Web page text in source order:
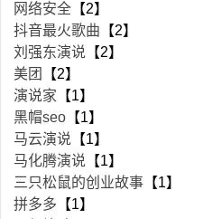
网络安全 【2】
抖音最火歌曲 【2】
刘强东演说 【2】
美团
【2】
演说家 【1】
黑帽seo 【1】
马云演说 【1】
马化腾演说 【1】
三只松鼠的创业故事 【1】
拼多多 【1】